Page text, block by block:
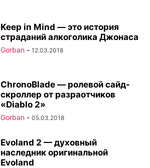
Keep in Mind — это история
страданий алкоголика Джонаса
Gorban - 12.03.2018
ChronoBlade — ролевой сайд-
скроллер от разраотчиков
«Diablo 2»
Gorban - 05.03.2018
Evoland 2 — духовный
наследник оригинальной
Evoland